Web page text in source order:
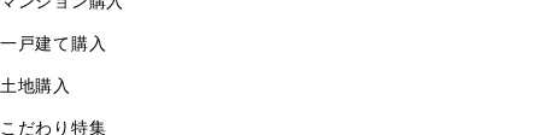
一戸建て購入
土地購入
こだわり特集